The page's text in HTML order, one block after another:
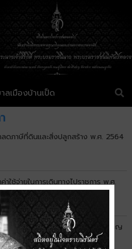
ลเมืองบ้านเป็ด
ลดภาษีที่ดินและสิ่งปลูกสร้าง พ.ศ. 2564
าใช้จ่ายในการเดินทางไปราชการ พ.ศ.
เพิ่มเติม
ารจ่ายเงินเดือน เงินปี บําเหน็จ บํานาญ
ณะเดียวกัน พ.ศ. 2535